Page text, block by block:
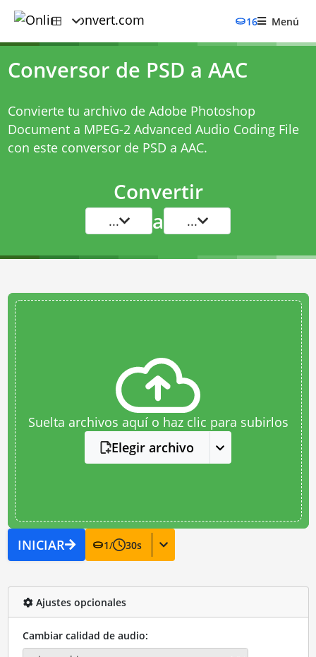
16 Menú
Conversor de PSD a AAC
Convierte tu archivo de Adobe Photoshop
Document a MPEG-2 Advanced Audio Coding File
con este conversor de PSD a AAC.
Convertir
... a ...
Suelta archivos aquí o haz clic para subirlos
Elegir archivo
INICIAR 1/ 30s
Ajustes opcionales
Cambiar calidad de audio: